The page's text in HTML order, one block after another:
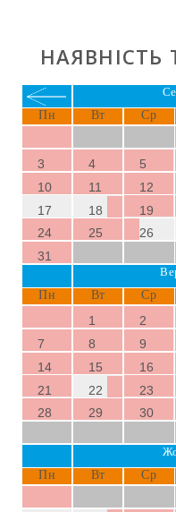
всього за 11 км, відома
кришталево чистими
Romaguera,Cala
можете продовжувати
погодоюМайорки.
Пн Вт Ср
3
4 5
10
11 12
17
18 19
24
25 26
31
Пн Вт Ср
1 2
7
8 9
14
15 16
21
22 23
28
29 30
Пн Вт Ср